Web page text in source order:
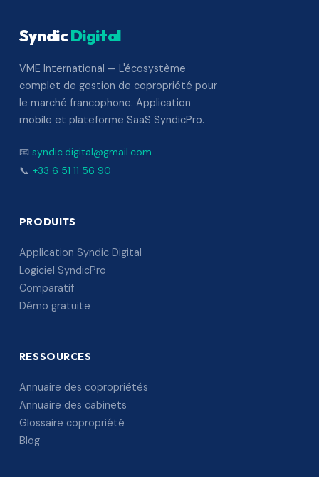
SyndicDigital
VME International — L'écosystème
complet de gestion de copropriété pour
le marché francophone. Application
mobile et plateforme SaaS SyndicPro.
📧 syndic.digital@gmail.com
📞 +33 6 51 11 56 90
PRODUITS
Application Syndic Digital
Logiciel SyndicPro
Comparatif
Démo gratuite
RESSOURCES
Annuaire des copropriétés
Annuaire des cabinets
Glossaire copropriété
Blog